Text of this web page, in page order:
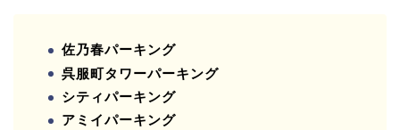
佐乃春パーキング
呉服町タワーパーキング
シティパーキング
アミイパーキング